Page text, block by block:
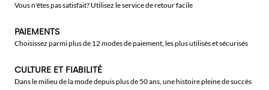
Vous n'êtes pas satisfait? Utilisez le service de retour facile
PAIEMENTS
Choisissez parmi plus de 12 modes de paiement, les plus utilisés et sécurisés
CULTURE ET FIABILITÉ
Dans le milieu de la mode depuis plus de 50 ans, une histoire pleine de succès